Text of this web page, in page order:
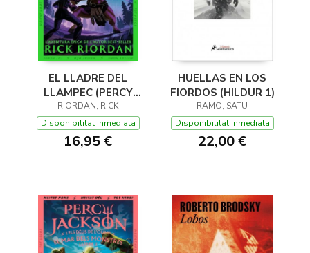
EL LLADRE DEL
LLAMPEC (PERCY
JACKSON I ELS DÉUS
DE L'OLIMP 1)
RIORDAN, RICK
Disponibilitat inmediata
16,95 €
HUELLAS EN LOS
FIORDOS (HILDUR 1)
RAMO, SATU
Disponibilitat inmediata
22,00 €